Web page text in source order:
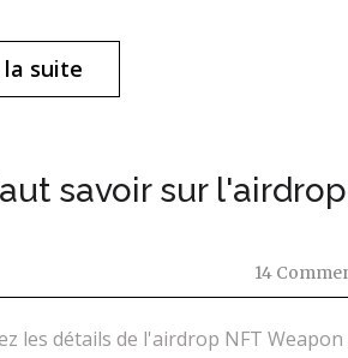
la suite
savoir sur
14
les détails de l'airdrop NFT Weapon